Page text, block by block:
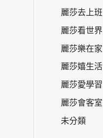
麗莎去上班
麗莎看世界
麗莎樂在家
麗莎嬉生活
麗莎愛學習
麗莎會客室
未分類